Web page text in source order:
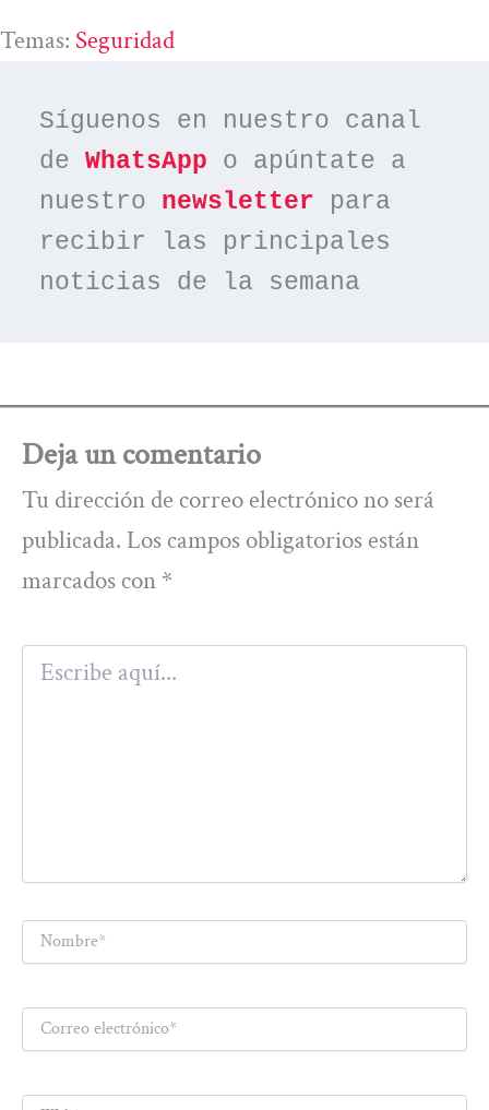
Temas: Seguridad
Síguenos en nuestro canal
de WhatsApp o apúntate a
nuestro newsletter para
recibir las principales
noticias de la semana
Deja un comentario
Tu dirección de correo electrónico no será
publicada. Los campos obligatorios están
marcados con *
Escribe
aquí...
Nombre*
Correo
electrónico*
Web